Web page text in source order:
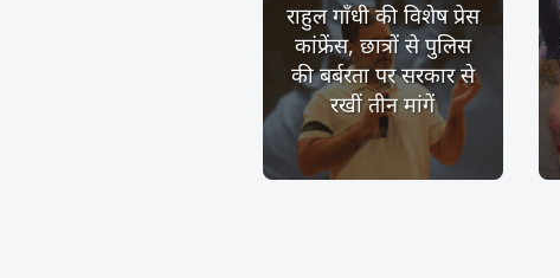
राहुल गाँधी की विशेष प्रेस
कांफ्रेंस, छात्रों से पुलिस
की बर्बरता पर सरकार से
रखीं तीन मांगें